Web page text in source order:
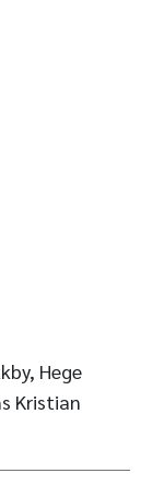
Hege
Kristian